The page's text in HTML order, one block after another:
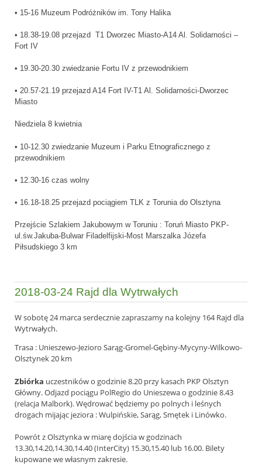
• 15-16 Muzeum Podróżników im. Tony Halika
• 18.38-19.08 przejazd T1 Dworzec Miasto-A14 Al. Solidarności –
Fort IV
• 19.30-20.30 zwiedzanie Fortu IV z przewodnikiem
• 20.57-21.19 przejazd A14 Fort IV-T1 Al. Solidarności-Dworzec
Miasto
Niedziela 8 kwietnia
• 10-12.30 zwiedzanie Muzeum i Parku Etnograficznego z
przewodnikiem
• 12.30-16 czas wolny
• 16.18-18.25 przejazd pociągiem TLK z Torunia do Olsztyna
Przejście Szlakiem Jakubowym w Toruniu : Toruń Miasto PKP-
ul.św.Jakuba-Bulwar Filadelfijski-Most Marszalka Józefa
Piłsudskiego 3 km
2018-03-24 Rajd dla Wytrwałych
W sobotę 24 marca serdecznie zapraszamy na kolejny 164 Rajd dla
Wytrwałych.
Trasa : Unieszewo-Jezioro Sarąg-Gromel-Gębiny-Mycyny-Wilkowo-
Olsztynek 20 km
Zbiórka uczestników o godzinie 8.20 przy kasach PKP Olsztyn
Główny. Odjazd pociągu PolRegio do Unieszewa o godzinie 8.43
(relacja Malbork). Wędrować będziemy po polnych i leśnych
drogach mijając jeziora : Wulpińskie, Sarąg, Smętek i Linówko.
Powrót z Olsztynka w miarę dojścia w godzinach
13.30,14.20,14.30,14.40 (InterCity) 15.30,15.40 lub 16.00. Bilety
kupowane we własnym zakresie.